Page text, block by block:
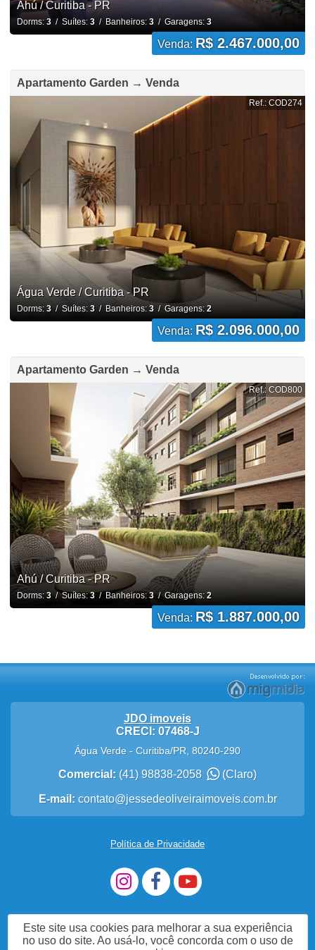
Ahú / Curitiba - PR
Dorms: 3/ Suítes: 3/ Banheiros: 3/ Garagens: 3
Venda: R$ 2.467.000,00
Apartamento Garden → Venda
Ref.: COD274
Água Verde / Curitiba - PR
Dorms: 3/ Suítes: 3/ Banheiros: 3/ Garagens: 2
Venda: R$ 2.096.000,00
Apartamento Garden → Venda
Ref.: COD800
Ahú / Curitiba - PR
Dorms: 3/ Suítes:3/ Banheiros:3/ Garagens: 2
Venda: R$ 1.887.000,00
JDO imoveis
CRECI: 07468-J
Água Verde - Curitiba/PR 80240-290
Comercial: (41) 98838-2058 (Claro)
E-mail: contato@jessedeoliveiraimoveis.com.br
Política de Privacidade
Este site usa cookies para melhorar a sua experiência
no uso do site. Ao usá-lo, você concorda com o uso de